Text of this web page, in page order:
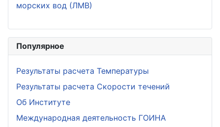
морских вод (ЛМВ)
Популярное
Результаты расчета Температуры
Результаты расчета Скорости течений
Об Институте
Международная деятельность ГОИНА